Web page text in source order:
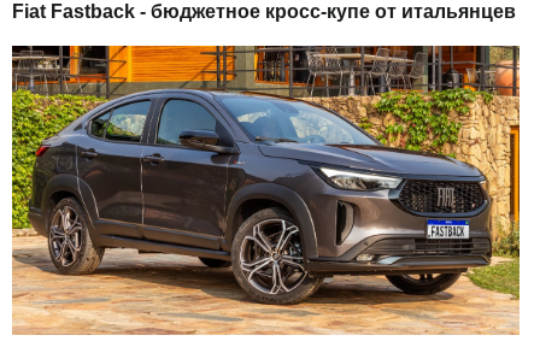
Fiat Fastback - бюджетное кросс-купе от итальянцев